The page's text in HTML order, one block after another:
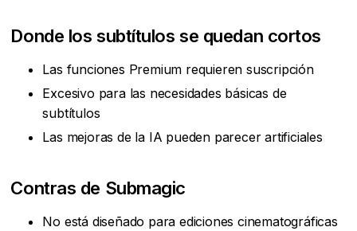
Donde los subtítulos se quedan cortos
Las funciones Premium requieren suscripción
Excesivo para las necesidades básicas de
subtítulos
Las mejoras de la IA pueden parecer artificiales
Contras de Submagic
No está diseñado para ediciones cinematográficas